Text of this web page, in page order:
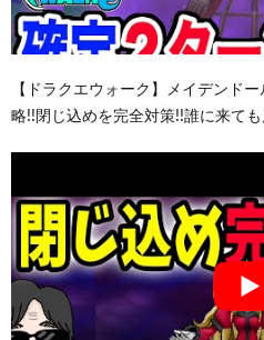
【ドラクエウォーク】メイデンド
略!!閉じ込めを完全対策!!誰に来て